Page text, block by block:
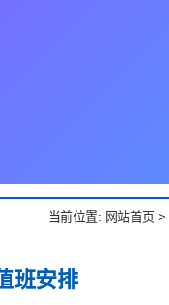
当前位置: 网站首页 >
班安排